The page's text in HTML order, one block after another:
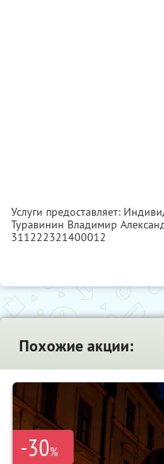
Услуги предоставляет:
Туравинин Владимир
311222321400012
Похожие акции:
-30%